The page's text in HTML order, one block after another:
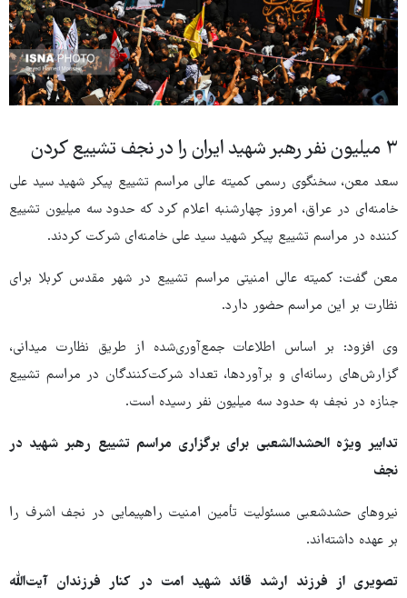
۳ میلیون نفر رهبر شهید ایران را در نجف تشییع کردن
سعد معن، سخنگوی رسمی کمیته عالی مراسم تشییع پیکر شهید سید علی
خامنه‌ای در عراق، امروز چهارشنبه اعلام کرد که حدود سه میلیون تشییع
کننده در مراسم تشییع پیکر شهید سید علی خامنه‌ای شرکت کردند.
معن گفت: کمیته عالی امنیتی مراسم تشییع در شهر مقدس کربلا برای
نظارت بر این مراسم حضور دارد.
وی افزود: بر اساس اطلاعات جمع‌آوری‌شده از طریق نظارت میدانی،
گزارش‌های رسانه‌ای و برآوردها، تعداد شرکت‌کنندگان در مراسم تشییع
جنازه در نجف به حدود سه میلیون نفر رسیده است.
تدابیر ویژه الحشدالشعبی برای برگزاری مراسم تشییع رهبر شهید در
نجف
نیروهای حشدشعبی مسئولیت تأمین امنیت راهپیمایی در نجف اشرف را
بر عهده داشته‌اند.
تصویری از فرزند ارشد قائد شهید امت در کنار فرزندان آیت‌الله